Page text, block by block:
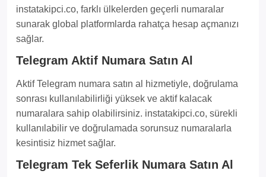
instatakipci.co, farklı ülkelerden geçerli numaralar
sunarak global platformlarda rahatça hesap açmanızı
sağlar.
Telegram Aktif Numara Satın Al
Aktif Telegram numara satın al hizmetiyle, doğrulama
sonrası kullanılabilirliği yüksek ve aktif kalacak
numaralara sahip olabilirsiniz. instatakipci.co, sürekli
kullanılabilir ve doğrulamada sorunsuz numaralarla
kesintisiz hizmet sağlar.
Telegram Tek Seferlik Numara Satın Al